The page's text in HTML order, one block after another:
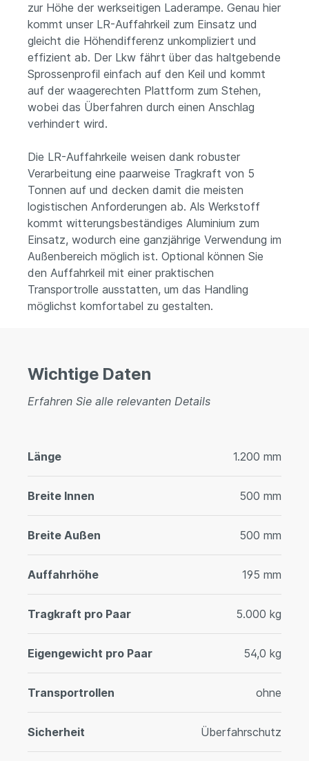
zur Höhe der werkseitigen Laderampe. Genau hier
kommt unser LR-Auffahrkeil zum Einsatz und
gleicht die Höhendifferenz unkompliziert und
effizient ab. Der Lkw fährt über das haltgebende
Sprossenprofil einfach auf den Keil und kommt
auf der waagerechten Plattform zum Stehen,
wobei das Überfahren durch einen Anschlag
verhindert wird.
Die LR-Auffahrkeile weisen dank robuster
Verarbeitung eine paarweise Tragkraft von 5
Tonnen auf und decken damit die meisten
logistischen Anforderungen ab. Als Werkstoff
kommt witterungsbeständiges Aluminium zum
Einsatz, wodurch eine ganzjährige Verwendung im
Außenbereich möglich ist. Optional können Sie
den Auffahrkeil mit einer praktischen
Transportrolle ausstatten, um das Handling
möglichst komfortabel zu gestalten.
Wichtige Daten
Erfahren Sie alle relevanten Details
Länge 1.200 mm
Breite Innen 500 mm
Breite Außen 500 mm
Auffahrhöhe 195 mm
Tragkraft pro Paar 5.000 kg
Eigengewicht pro Paar 54,0 kg
Transportrollen ohne
Sicherheit Überfahrschutz